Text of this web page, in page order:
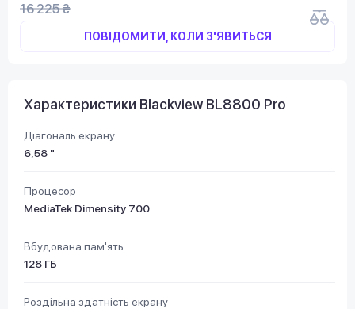
16 225 ₴
ПОВІДОМИТИ, КОЛИ З'ЯВИТЬСЯ
Характеристики Blackview BL8800 Pro
Діагональ екрану
6,58 "
Процесор
MediaTek Dimensity 700
Вбудована пам'ять
128 ГБ
Роздільна здатність екрану